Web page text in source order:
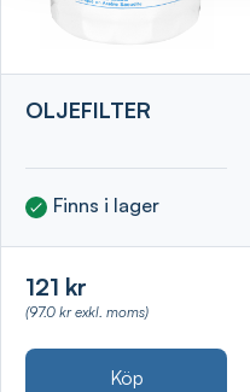
OLJEFILTER
Finns i lager
121 kr
(97.0 kr exkl. moms)
Köp